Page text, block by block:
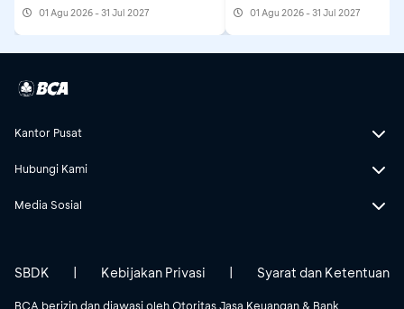
01 Agu 2026 - 31 Jul 2027 01 Agu 2026 - 31 Jul 2027
Kantor Pusat
Hubungi Kami
Media Sosial
BCA berizin dan diawasi oleh Otoritas Jasa Keuangan & Bank
SBDK | Kebijakan Privasi | Syarat dan Ketentuan